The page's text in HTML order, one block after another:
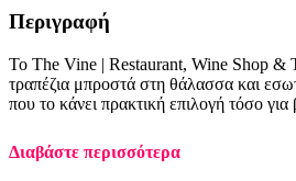
Περιγραφή
Το The Vine | Restaurant, Wine Shop &
τραπέζια μπροστά στη θάλασσα και
που το κάνει πρακτική επιλογή τόσο
Διαβάστε περισσότερα